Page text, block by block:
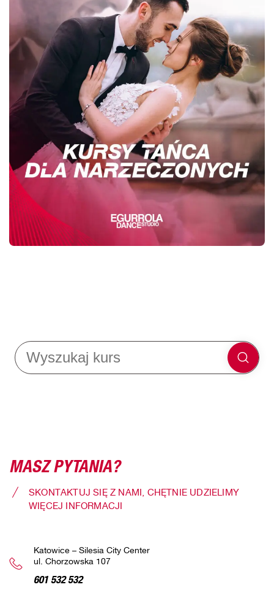
SKONTAKTUJ SIĘ Z NAMI, CHĘTNIE UDZIELIMY
WIĘCEJ INFORMACJI
MASZ PYTANIA?
Katowice – Silesia City Center
ul. Chorzowska 107
601 532 532